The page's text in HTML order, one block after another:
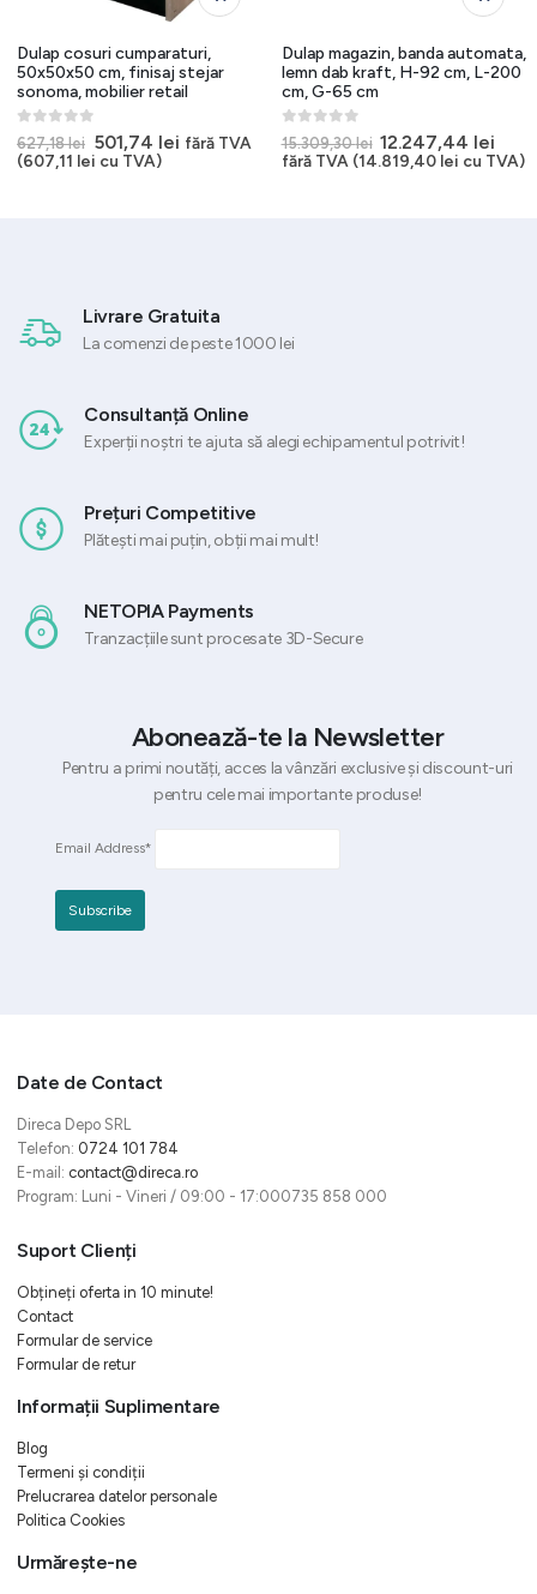
Dulap cosuri cumparaturi,
50x50x50 cm, finisaj stejar
sonoma, mobilier retail
0out of 5
627,18lei Prețul
inițial
501,74 leiPrețul
fără TVA
(607,11 lei cu TVA)
Dulap magazin, banda automata,
lemn dab kraft, H-92 cm, L-200
cm, G-65 cm
0 out of 5
15.309,30lei Prețul
inițial
12.247,44 lei
fără TVA (14.819,40 lei cu TVA)
Livrare Gratuita
La comenzi de peste 1000 lei
Consultanță Online
Experții noștri te ajuta să alegi echipamentul potrivit!
Prețuri Competitive
Plătești mai puțin, obții mai mult!
NETOPIA Payments
Tranzacțiile sunt procesate 3D-Secure
Abonează-te la Newsletter
Pentru a primi noutăți, acces la vânzări exclusive și discount-uri
pentru cele mai importante produse!
Email Address*
Date de Contact
Direca Depo SRL
Telefon: 0724 101 784
E-mail: contact@direca.ro
Program: Luni - Vineri / 09:00 - 17:000735 858 000
Suport Clienți
Obțineți oferta in 10 minute!
Contact
Formular de service
Formular de retur
Informații Suplimentare
Blog
Termeni și condiții
Prelucrarea datelor personale
Politica Cookies
Urmărește-ne